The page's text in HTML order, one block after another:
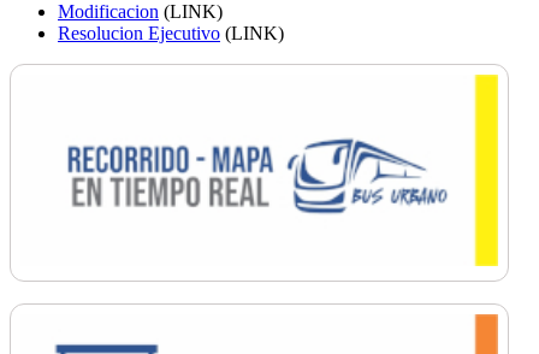
Modificacion (LINK)
Resolucion Ejecutivo (LINK)